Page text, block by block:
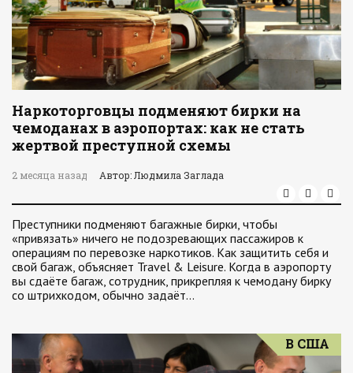
Наркоторговцы подменяют бирки на
чемоданах в аэропортах: как не стать
жертвой преступной схемы
2 месяца назад Автор: Людмила Заглада
Преступники подменяют багажные бирки, чтобы
«привязать» ничего не подозревающих пассажиров к
операциям по перевозке наркотиков. Как защитить себя и
свой багаж, объясняет Travel & Leisure. Когда в аэропорту
вы сдаёте багаж, сотрудник, прикрепляя к чемодану бирку
со штрихкодом, обычно задаёт…
В США